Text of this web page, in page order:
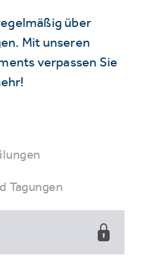
über
Mit unseren
verpassen Sie
Tagungen